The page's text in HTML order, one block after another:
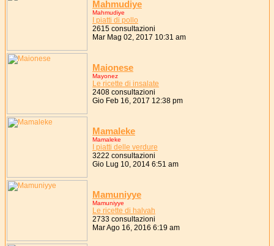
Mahmudiye
Mahmudiye
I piatti di pollo
2615 consultazioni
Mar Mag 02, 2017 10:31 am
Maionese
Mayonez
Le ricette di insalate
2408 consultazioni
Gio Feb 16, 2017 12:38 pm
Mamaleke
Mamaleke
I piatti delle verdure
3222 consultazioni
Gio Lug 10, 2014 6:51 am
Mamuniyye
Mamuniyye
Le ricette di halvah
2733 consultazioni
Mar Ago 16, 2016 6:19 am